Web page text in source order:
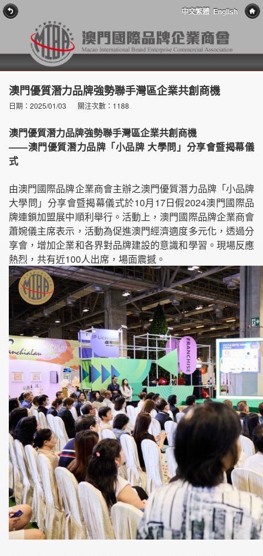
中文繁體 English
澳門優質潛力品牌強勢聯手灣區企業共創商機
日期：2025/01/03 關注次數：1188
澳門優質潛力品牌強勢聯手灣區企業共創商機
——澳門優質潛力品牌「小品牌 大學問」分享會暨揭幕儀
式
由澳門國際品牌企業商會主辦之澳門優質潛力品牌「小品牌
大學問」分享會暨揭幕儀式於10月17日假2024澳門國際品
牌連鎖加盟展中順利舉行。活動上，澳門國際品牌企業商會
蕭婉儀主席表示，活動為促進澳門經濟適度多元化，透過分
享會，增加企業和各界對品牌建設的意識和學習。現場反應
熱烈，共有近100人出席，場面震撼。